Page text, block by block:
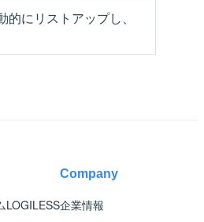
にリストアップし、
LOGILESS
Company
企業情報